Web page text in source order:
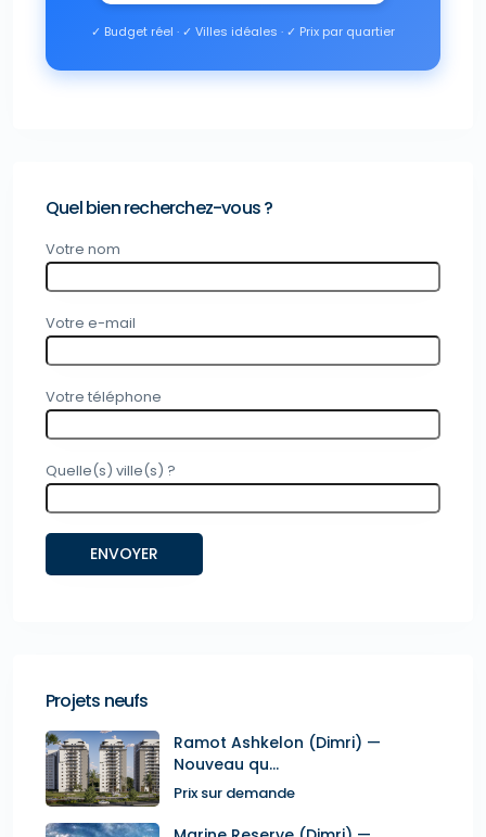
✓ Budget réel · ✓ Villes idéales · ✓ Prix par quartier
Quel bien recherchez-vous ?
Votre nom
Votre e-mail
Votre téléphone
Quelle(s) ville(s) ?
Projets neufs
Ramot Ashkelon (Dimri) —
Nouveau qu...
Prix sur demande